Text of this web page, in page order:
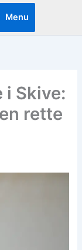
Menu
i Skive:
rette